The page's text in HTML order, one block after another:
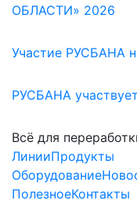
ОБЛАСТИ» 2026
Участие РУСБАНА
РУСБАНА
Всё для
ЛинииПродукты
Оборудование
ПолезноеКонтакты